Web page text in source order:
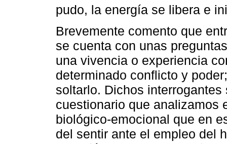
pudo, la energía se libera e
Brevemente comento que
se cuenta con unas
una vivencia o experiencia
determinado conflicto y
soltarlo. Dichos
cuestionario que analizamos
biológico-emocional que en
del sentir ante el empleo del